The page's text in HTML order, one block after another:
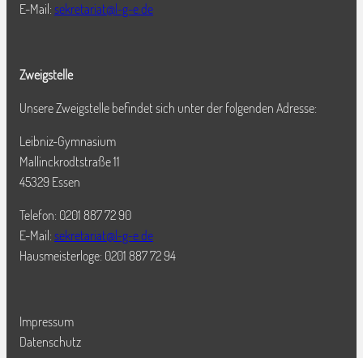
E-Mail: sekretariat@l-g-e.de
Zweigstelle
Unsere Zweigstelle befindet sich unter der folgenden Adresse:
Leibniz-Gymnasium
Mallinckrodtstraße 11
45329 Essen
Telefon: 0201 887 72 90
E-Mail: sekretariat@l-g-e.de
Hausmeisterloge: 0201 887 72 94
Impressum
Datenschutz